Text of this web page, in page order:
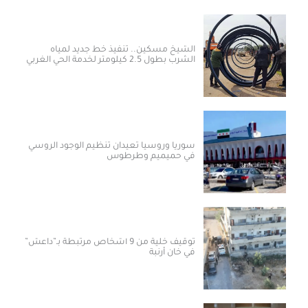
الشيخ مسكين.. تنفيذ خط جديد لمياه
الشرب بطول 2.5 كيلومتر لخدمة الحي الغربي
سوريا وروسيا تعيدان تنظيم الوجود الروسي
في حميميم وطرطوس
توقيف خلية من 9 أشخاص مرتبطة بـ”داعش”
في خان أرنبة